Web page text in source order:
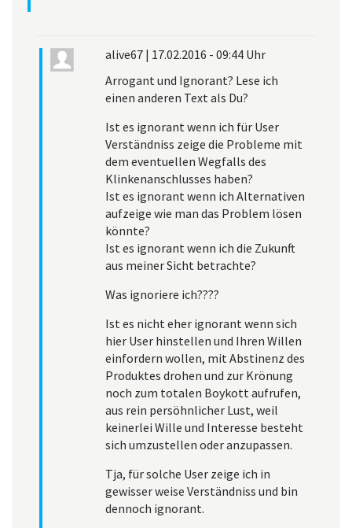
alive67 | 17.02.2016 - 09:44 Uhr
Arrogant und Ignorant? Lese ich
einen anderen Text als Du?
Ist es ignorant wenn ich für User
Verständniss zeige die Probleme mit
dem eventuellen Wegfalls des
Klinkenanschlusses haben?
Ist es ignorant wenn ich Alternativen
aufzeige wie man das Problem lösen
könnte?
Ist es ignorant wenn ich die Zukunft
aus meiner Sicht betrachte?
Was ignoriere ich????
Ist es nicht eher ignorant wenn sich
hier User hinstellen und Ihren Willen
einfordern wollen, mit Abstinenz des
Produktes drohen und zur Krönung
noch zum totalen Boykott aufrufen,
aus rein persöhnlicher Lust, weil
keinerlei Wille und Interesse besteht
sich umzustellen oder anzupassen.
Tja, für solche User zeige ich in
gewisser weise Verständniss und bin
dennoch ignorant.